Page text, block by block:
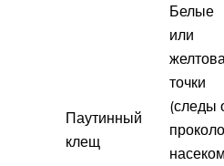
Паутинный
клещ
Белые
или
точки
(следы